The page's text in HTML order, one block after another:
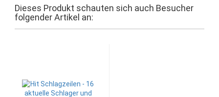
Dieses Produkt schauten sich auch Besucher
folgender Artikel an: